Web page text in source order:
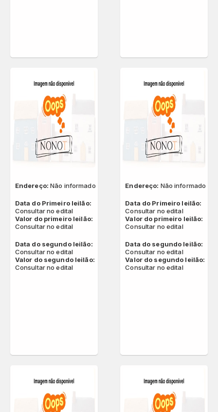
Endereço:Não informado
Data do Primeiro leilão:
Consultar no edital
Valor do primeiro leilão:
Consultar no edital
Data do segundo leilão:
Consultar no edital
Valor do segundo leilão:
Consultar no edital
Endereço: Não informado
Data do Primeiro leilão:
Consultar no edital
Valor do primeiro leilão:
Consultar no edital
Data do segundo leilão:
Consultar no edital
Valor do segundo leilão:
Consultar no edital